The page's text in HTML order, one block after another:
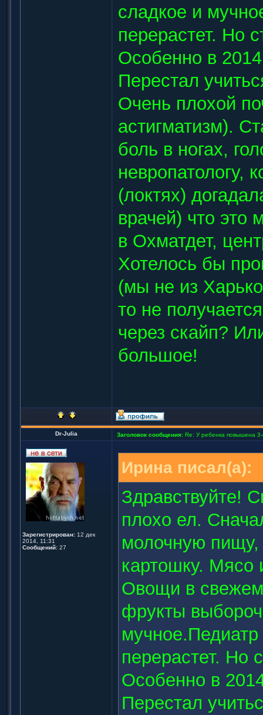
сладкое и
перерастет. Но
Особенно в
Перестал
Очень плохой
астигматизм).
боль в ногах,
невропатологу,
(локтях)
врачей) что это
в Охматдет,
Хотелось бы
(мы не из
то не
через скайп?
большое!
Dr-Julia Заголовок сообщения: Re: У ребенка повышена
Зарегистрирован: 12 дек
2014, 11:31
Сообщений: 27
Ирина писал(а):
Здравствуйте!
плохо ел.
молочную пищу,
картошку. Мясо
Овощи в свежем
фрукты
мучное.Педиатр
перерастет. Но
Особенно в
Перестал